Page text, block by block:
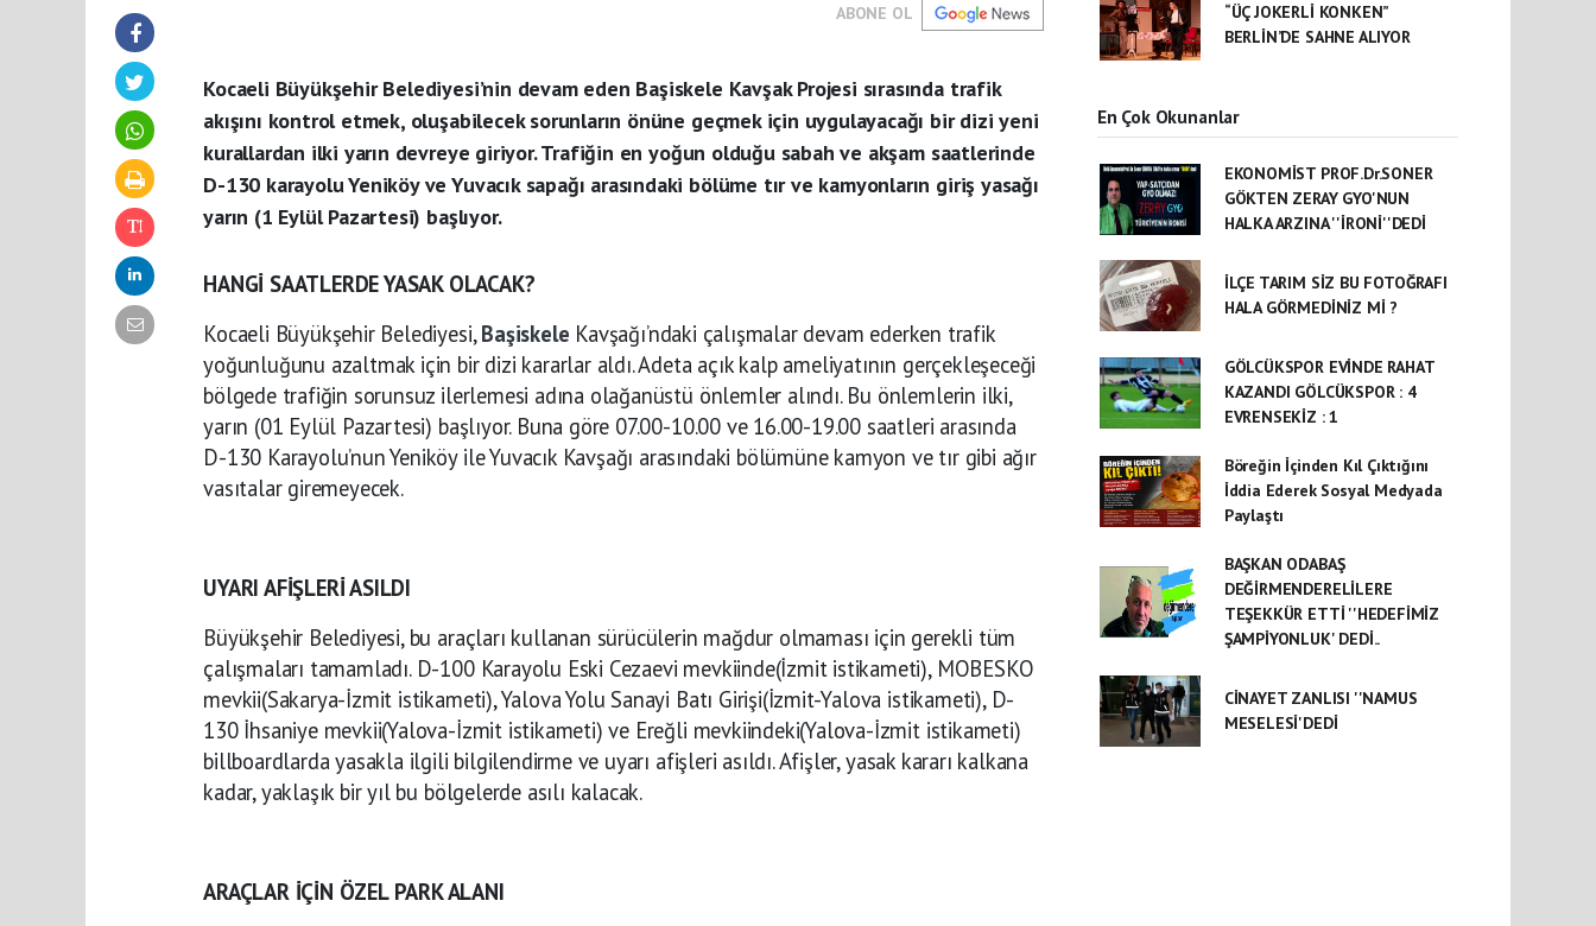
ABONE OL
Kocaeli Büyükşehir Belediyesi’nin devam eden Başiskele Kavşak Projesi sırasında trafik
akışını kontrol etmek, oluşabilecek sorunların önüne geçmek için uygulayacağı bir dizi yeni
kurallardan ilki yarın devreye giriyor. Trafiğin en yoğun olduğu sabah ve akşam saatlerinde
D-130 karayolu Yeniköy ve Yuvacık sapağı arasındaki bölüme tır ve kamyonların giriş yasağı
yarın (1 Eylül Pazartesi) başlıyor.
HANGİ SAATLERDE YASAK OLACAK?
Kocaeli Büyükşehir Belediyesi,Başiskele Kavşağı’ndaki çalışmalar devam ederken trafik
yoğunluğunu azaltmak için bir dizi kararlar aldı. Adeta açık kalp ameliyatının gerçekleşeceği
bölgede trafiğin sorunsuz ilerlemesi adına olağanüstü önlemler alındı. Bu önlemlerin ilki,
yarın (01 Eylül Pazartesi) başlıyor. Buna göre 07.00-10.00 ve 16.00-19.00 saatleri arasında
D-130 Karayolu’nun Yeniköy ile Yuvacık Kavşağı arasındaki bölümüne kamyon ve tır gibi ağır
vasıtalar giremeyecek.
UYARI AFİŞLERİ ASILDI
Büyükşehir Belediyesi, bu araçları kullanan sürücülerin mağdur olmaması için gerekli tüm
çalışmaları tamamladı. D-100 Karayolu Eski Cezaevi mevkiinde(İzmit istikameti), MOBESKO
mevkii(Sakarya-İzmit istikameti), Yalova Yolu Sanayi Batı Girişi(İzmit-Yalova istikameti), D-
130 İhsaniye mevkii(Yalova-İzmit istikameti) ve Ereğli mevkiindeki(Yalova-İzmit istikameti)
billboardlarda yasakla ilgili bilgilendirme ve uyarı afişleri asıldı. Afişler, yasak kararı kalkana
kadar, yaklaşık bir yıl bu bölgelerde asılı kalacak.
ARAÇLAR İÇİN ÖZEL PARK ALANI
“ÜÇ JOKERLİ KONKEN”
BERLİN’DE SAHNE ALIYOR
En Çok Okunanlar
EKONOMİST PROF.Dr.SONER
GÖKTEN ZERAY GYO'NUN
HALKA ARZINA ''İRONİ''DEDİ
İLÇE TARIM SİZ BU FOTOĞRAFI
HALA GÖRMEDİNİZ Mİ ?
GÖLCÜKSPOR EVİNDE RAHAT
KAZANDI GÖLCÜKSPOR : 4
EVRENSEKİZ : 1
Böreğin İçinden Kıl Çıktığını
İddia Ederek Sosyal Medyada
Paylaştı
BAŞKAN ODABAŞ
DEĞİRMENDERELİLERE
TEŞEKKÜR ETTİ ''HEDEFİMİZ
ŞAMPİYONLUK' DEDİ..
CİNAYET ZANLISI ''NAMUS
MESELESİ'DEDİ